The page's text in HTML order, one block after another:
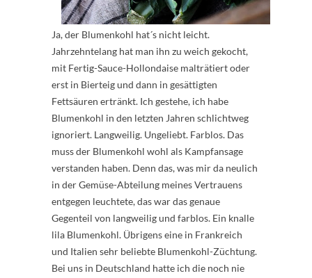
Ja, der Blumenkohl hat´s nicht leicht.
Jahrzehntelang hat man ihn zu weich gekocht,
mit Fertig-Sauce-Hollondaise malträtiert oder
erst in Bierteig und dann in gesättigten
Fettsäuren ertränkt. Ich gestehe, ich habe
Blumenkohl in den letzten Jahren schlichtweg
ignoriert. Langweilig. Ungeliebt. Farblos. Das
muss der Blumenkohl wohl als Kampfansage
verstanden haben. Denn das, was mir da neulich
in der Gemüse-Abteilung meines Vertrauens
entgegen leuchtete, das war das genaue
Gegenteil von langweilig und farblos. Ein knalle
lila Blumenkohl. Übrigens eine in Frankreich
und Italien sehr beliebte Blumenkohl-Züchtung.
Bei uns in Deutschland hatte ich die noch nie